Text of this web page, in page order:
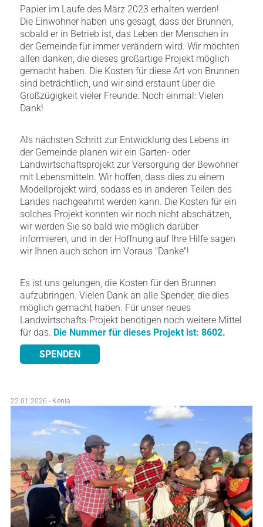
Papier im Laufe des März 2023 erhalten werden!
Die Einwohner haben uns gesagt, dass der Brunnen,
sobald er in Betrieb ist, das Leben der Menschen in
der Gemeinde für immer verändern wird. Wir möchten
allen danken, die dieses großartige Projekt möglich
gemacht haben. Die Kosten für diese Art von Brunnen
sind beträchtlich, und wir sind erstaunt über die
Großzügigkeit vieler Freunde. Noch einmal: Vielen
Dank!
Als nächsten Schritt zur Entwicklung des Lebens in
der Gemeinde planen wir ein Garten- oder
Landwirtschaftsprojekt zur Versorgung der Bewohner
mit Lebensmitteln. Wir hoffen, dass dies zu einem
Modellprojekt wird, sodass es in anderen Teilen des
Landes nachgeahmt werden kann. Die Kosten für ein
solches Projekt konnten wir noch nicht abschätzen,
wir werden Sie so bald wie möglich darüber
informieren, und in der Hoffnung auf Ihre Hilfe sagen
wir Ihnen auch schon im Voraus "Danke"!
Es ist uns gelungen, die Kosten für den Brunnen
aufzubringen. Vielen Dank an alle Spender, die dies
möglich gemacht haben. Für unser neues
Landwirtschafts-Projekt benötigen noch weitere Mittel
für das. Die Nummer für dieses Projekt ist: 8602.
SPENDEN
22.01.2026 - Kenia